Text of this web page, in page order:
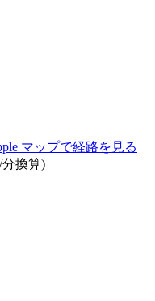
マップで経路を見る
分換算)